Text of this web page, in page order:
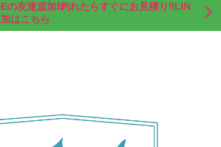
の友達追加❗️釣れたらすぐにお見積り‼️LIN
はこちら